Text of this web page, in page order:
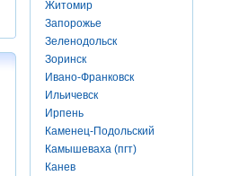
Житомир
Запорожье
Зеленодольск
Зоринск
Ивано-Франковск
Ильичевск
Ирпень
Каменец-Подольский
Камышеваха (пгт)
Канев